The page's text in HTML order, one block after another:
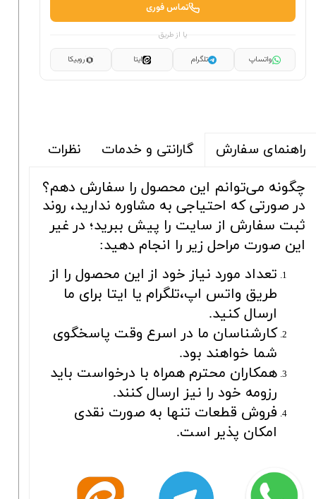
تماس فوری
یا از طریق
واتساپ تلگرام ایتا روبیکا
راهنمای سفارش گارانتی و خدمات نظرات
چگونه می‌توانم این محصول را سفارش دهم؟
در صورتی که احتیاجی به مشاوره ندارید، روند
ثبت سفارش از سایت را پیش ببرید؛ در غیر
این صورت مراحل زیر را انجام دهید:
تعداد مورد نیاز خود از این محصول را از
طریق واتس اپ،تلگرام یا ایتا برای ما
ارسال کنید.
کارشناسان ما در اسرع وقت پاسخگوی
شما خواهند بود.
همکاران محترم همراه با درخواست باید
رزومه خود را نیز ارسال کنند.
فروش قطعات تنها به صورت نقدی
امکان پذیر است.